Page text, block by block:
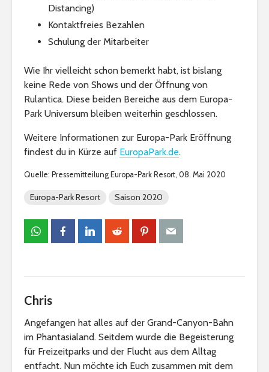
Distancing)
Kontaktfreies Bezahlen
Schulung der Mitarbeiter
Wie Ihr vielleicht schon bemerkt habt, ist bislang
keine Rede von Shows und der Öffnung von
Rulantica. Diese beiden Bereiche aus dem Europa-
Park Universum bleiben weiterhin geschlossen.
Weitere Informationen zur Europa-Park Eröffnung
findest du in Kürze auf EuropaPark.de.
Quelle: Pressemitteilung Europa-Park Resort, 08. Mai 2020
Europa-Park Resort Saison 2020
Chris
Angefangen hat alles auf der Grand-Canyon-Bahn
im Phantasialand. Seitdem wurde die Begeisterung
für Freizeitparks und der Flucht aus dem Alltag
entfacht. Nun möchte ich Euch zusammen mit dem